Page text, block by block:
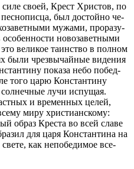
своей, Крест Хри­стов, по
был до­стой­но че­
му­жа­ми, про­ра­зу­
но­во­за­вет­ны­ми
ве­ли­кое та­ин­ство в пол­ном
были чрез­вы­чай­ные ви­де­ния
по­ка­за небо по­бед­
того царю Кон­стан­ти­ну
сол­неч­ные лучи ис­пу­щая.
и вре­мен­ных целей,
миру хри­сти­ан­ско­му:
образ Кре­ста во всей славе
для царя Кон­стан­ти­на на
как непо­бе­ди­мое все­